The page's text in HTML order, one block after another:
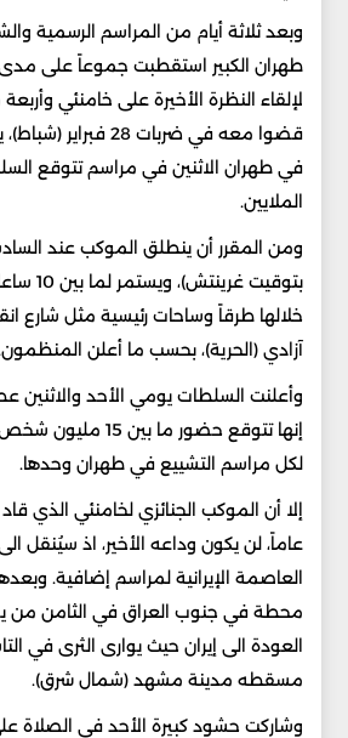
وبعد ثلاثة أيام من المراسم الرسمية
طهران الكبير استقطبت جموعاً على مدى
لإلقاء النظرة الأخيرة على خامنئي
قضوا معه في ضربات 28
في طهران الاثنين في مراسم تتوقع
الملايين.
خلالها طرقاً وساحات رئيسية مثل شارع
آزادي (الحرية)، بحسب ما أعلن
وأعلنت السلطات يومي الأحد والاثنين
إنها تتوقع حضور ما
لكل مراسم التشييع في طهران وحدها.
عاماً، لن يكون وداعه الأخير، اذ سيُنقل
العاصمة الإيرانية لمراسم إضافية.
محطة في جنوب العراق في الثامن من
العودة الى إيران حيث يوارى الثرى في
مسقطه مدينة مشهد (شمال شرق).
وشاركت حشود كبيرة الأحد في الصلاة